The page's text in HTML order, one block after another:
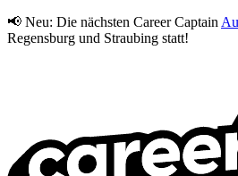
📢 Neu: Die nächsten Career Captain
Regensburg und Straubing statt!